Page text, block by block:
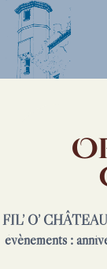
Aller
contenu
FIL’ O’
évènements :